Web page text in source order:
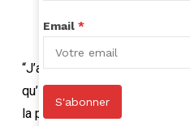
“J’allais dans les fermes,
qu’ils étaient occupés à y
la plupart du temps, je faisais
Email *
S'abonner